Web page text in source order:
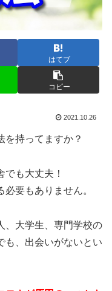
はてブ
コピー
2021.10.26
を持ってますか？
も大丈夫！
要もありません。
、大学生、専門学校の
も、出会いがないとい